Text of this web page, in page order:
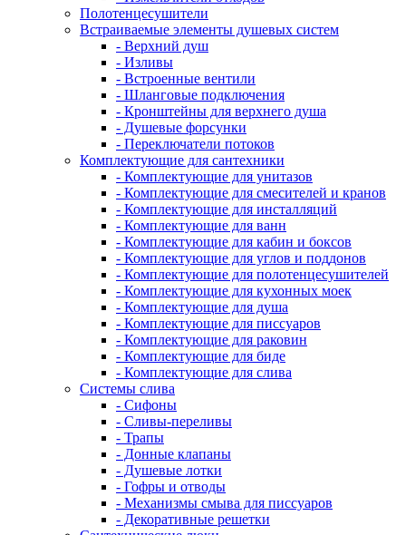
Полотенцесушители
Встраиваемые элементы душевых систем
- Верхний душ
- Изливы
- Встроенные вентили
- Шланговые подключения
- Кронштейны для верхнего душа
- Душевые форсунки
- Переключатели потоков
Комплектующие для сантехники
- Комплектующие для унитазов
- Комплектующие для смесителей и кранов
- Комплектующие для инсталляций
- Комплектующие для ванн
- Комплектующие для кабин и боксов
- Комплектующие для углов и поддонов
- Комплектующие для полотенцесушителей
- Комплектующие для кухонных моек
- Комплектующие для душа
- Комплектующие для писсуаров
- Комплектующие для раковин
- Комплектующие для биде
- Комплектующие для слива
Системы слива
- Сифоны
- Сливы-переливы
- Трапы
- Донные клапаны
- Душевые лотки
- Гофры и отводы
- Механизмы смыва для писсуаров
- Декоративные решетки